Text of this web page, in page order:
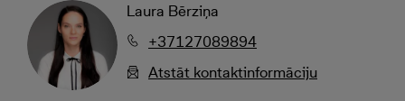
Laura Bērziņa
+37127089894
Atstāt kontaktinformāciju